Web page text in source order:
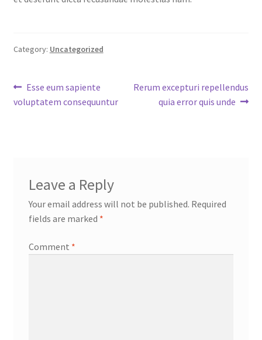
Category: Uncategorized
Post
navigation
Previous
post:
Esse eum sapiente
voluptatem consequuntur
Next
Rerum excepturi repellendus
quia error quis unde
Leave a Reply
Your email address will not be published. Required
fields are marked *
Comment *